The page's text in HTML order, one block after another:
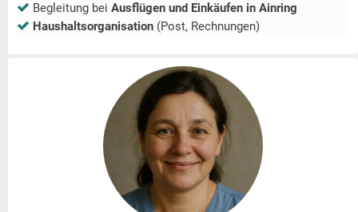
Begleitung bei Ausflügen und Einkäufen in Ainring
Haushaltsorganisation (Post, Rechnungen)